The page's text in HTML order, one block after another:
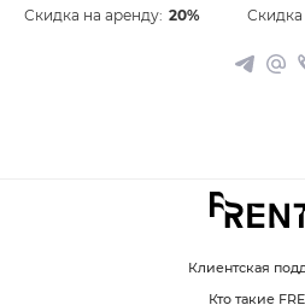
Скидка на аренду: 20% Скидка
Клиентская
Кто такие